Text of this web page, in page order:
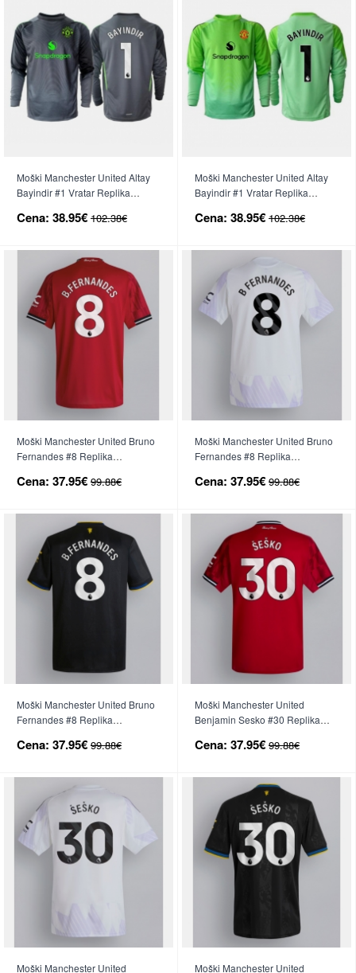
Moški Manchester United Altay
Bayindir #1 Vratar Replika
26 Dolgi Rokav
Cena: 38.95€ 102.38€
Moški Manchester United Altay
Bayindir #1 Vratar Replika
Dolgi Rokav
Cena: 38.95€ 102.38€
Moški Manchester United Bruno
Fernandes #8 Replika
26 Kratek Rokav
Cena: 37.95€ 99.88€
Moški Manchester United Bruno
Fernandes #8 Replika
26 Kratek Rokav
Cena: 37.95€ 99.88€
Moški Manchester United Bruno
Fernandes #8 Replika
Kratek Rokav
Cena: 37.95€ 99.88€
Moški Manchester United
Benjamin Sesko #30 Replika
26 Kratek Rokav
Cena: 37.95€ 99.88€
Moški Manchester United Moški Manchester United